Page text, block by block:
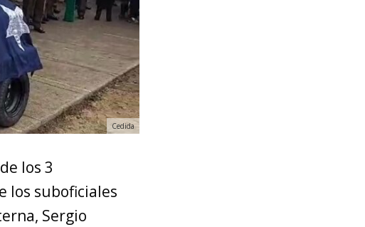
Cedida
los 3
los suboficiales
Sergio